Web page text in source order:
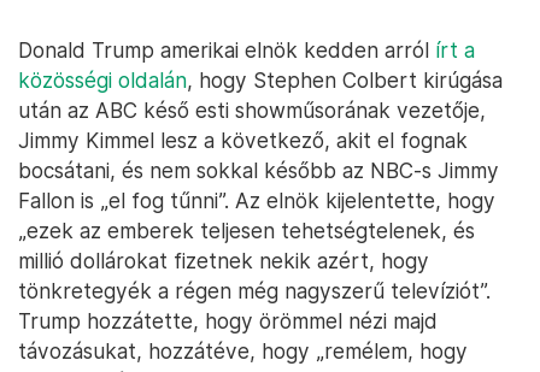
Donald Trump amerikai elnök kedden arról írt a
közösségi oldalán, hogy Stephen Colbert kirúgása
után az ABC késő esti showműsorának vezetője,
Jimmy Kimmel lesz a következő, akit el fognak
bocsátani, és nem sokkal később az NBC-s Jimmy
Fallon is „el fog tűnni”. Az elnök kijelentette, hogy
„ezek az emberek teljesen tehetségtelenek, és
millió dollárokat fizetnek nekik azért, hogy
tönkretegyék a régen még nagyszerű televíziót”.
Trump hozzátette, hogy örömmel nézi majd
távozásukat, hozzátéve, hogy „remélem, hogy